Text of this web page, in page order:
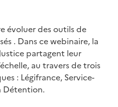
évoluer des outils de
. Dans ce webinaire, la
partagent leur
au travers de trois
: Légifrance, Service-
Détention.